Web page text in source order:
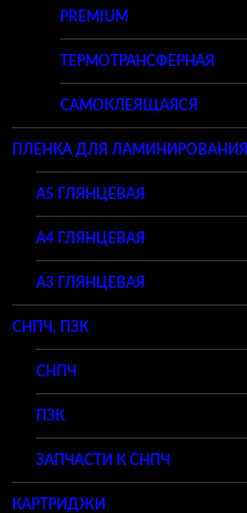
PREMIUM
ТЕРМОТРАНСФЕРНАЯ
САМОКЛЕЯЩАЯСЯ
ПЛЕНКА ДЛЯ ЛАМИНИРОВАНИЯ
A5 ГЛЯНЦЕВАЯ
А4 ГЛЯНЦЕВАЯ
A3 ГЛЯНЦЕВАЯ
СНПЧ, ПЗК
СНПЧ
ПЗК
ЗАПЧАСТИ К СНПЧ
КАРТРИДЖИ